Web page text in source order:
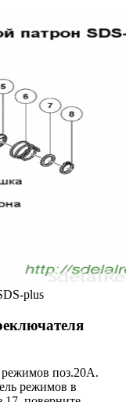
plus
режимов поз.20А.
режимов в